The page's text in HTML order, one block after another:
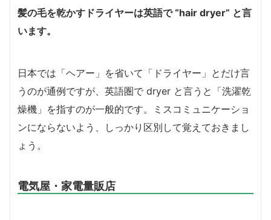
髪の毛を乾かすドライヤーは英語で “hair dryer” と言
います。
日本では「ヘアー」を省いて「ドライヤー」とだけ言
うのが通例ですが、英語圏で dryer と言うと「洗濯乾
燥機」を指すのが一般的です。ミスコミュニケーショ
ンにならないよう、しっかり区別して覚えておきまし
ょう。
電気屋・家電量販店